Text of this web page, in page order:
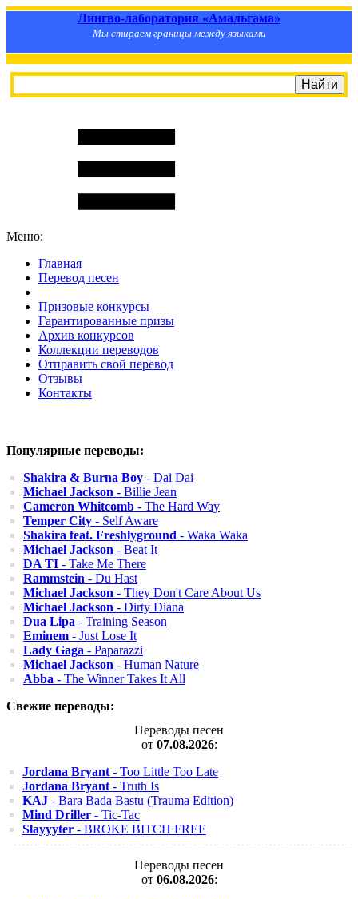
Лингво-лаборатория «Амальгама»
Мы стираем границы между языками
Меню:
Главная
Перевод песен
Призовые конкурсы
Гарантированные призы
Архив конкурсов
Коллекции переводов
Отправить свой перевод
Отзывы
Контакты
Популярные переводы:
Shakira & Burna Boy - Dai Dai
Michael Jackson - Billie Jean
Cameron Whitcomb - The Hard Way
Temper City - Self Aware
Shakira feat. Freshlyground - Waka Waka
Michael Jackson - Beat It
DA TI - Take Me There
Rammstein - Du Hast
Michael Jackson - They Don't Care About Us
Michael Jackson - Dirty Diana
Dua Lipa - Training Season
Eminem - Just Lose It
Lady Gaga - Paparazzi
Michael Jackson - Human Nature
Abba - The Winner Takes It All
Свежие переводы:
Переводы песен
от 07.08.2026:
Jordana Bryant - Too Little Too Late
Jordana Bryant - Truth Is
KAJ - Bara Bada Bastu (Trauma Edition)
Mind Driller - Tic-Tac
Slayyyter - BROKE BITCH FREE
Переводы песен
от 06.08.2026: